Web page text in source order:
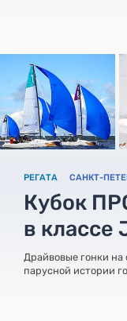
РЕГАТА САНКТ-
Кубок
в классе
Драйвовые гонки
парусной истории